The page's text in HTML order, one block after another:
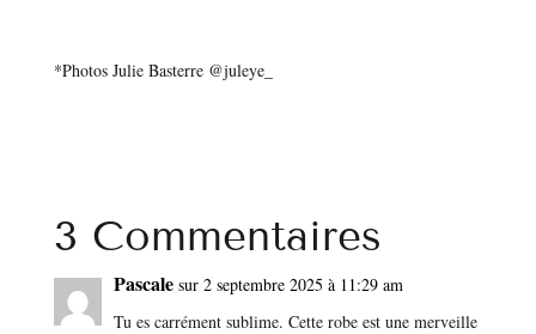
*Photos Julie Basterre @juleye_
3 Commentaires
Pascale sur 2 septembre 2025 à 11:29 am
Tu es carrément sublime. Cette robe est une merveille